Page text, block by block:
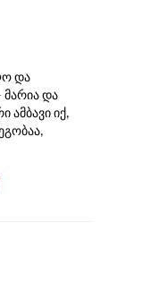
და
და
ამბავი იქ,